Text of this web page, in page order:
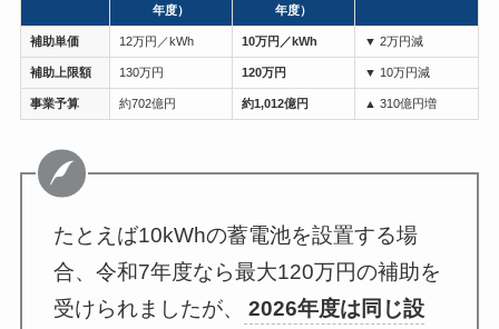
年度）
年度）
補助単価 12万円／kWh 10万円／kWh ▼ 2万円減
補助上限額 130万円 120万円 ▼ 10万円減
事業予算 約702億円 約1,012億円 ▲ 310億円増
たとえば10kWhの蓄電池を設置する場
合、令和7年度なら最大120万円の補助を
受けられましたが、
2026年度は同じ設